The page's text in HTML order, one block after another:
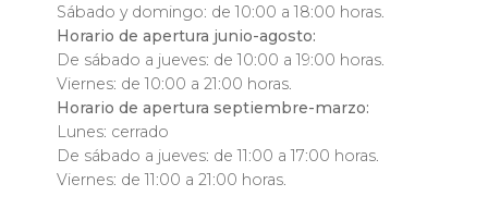
Sábado y domingo: de 10:00 a 18:00 horas.
Horario de apertura junio-agosto:
De sábado a jueves: de 10:00 a 19:00 horas.
Viernes: de 10:00 a 21:00 horas.
Horario de apertura septiembre-marzo:
Lunes: cerrado
De sábado a jueves: de 11:00 a 17:00 horas.
Viernes: de 11:00 a 21:00 horas.